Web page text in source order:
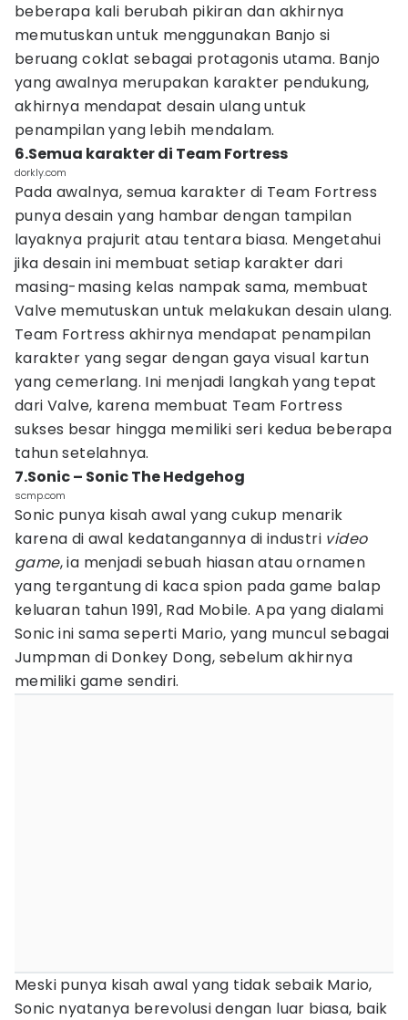
beberapa kali berubah pikiran dan akhirnya
memutuskan untuk menggunakan Banjo si
beruang coklat sebagai protagonis utama. Banjo
yang awalnya merupakan karakter pendukung,
akhirnya mendapat desain ulang untuk
penampilan yang lebih mendalam.
6.Semua karakter di Team Fortress
dorkly.com
Pada awalnya, semua karakter di Team Fortress
punya desain yang hambar dengan tampilan
layaknya prajurit atau tentara biasa. Mengetahui
jika desain ini membuat setiap karakter dari
masing-masing kelas nampak sama, membuat
Valve memutuskan untuk melakukan desain ulang.
Team Fortress akhirnya mendapat penampilan
karakter yang segar dengan gaya visual kartun
yang cemerlang. Ini menjadi langkah yang tepat
dari Valve, karena membuat Team Fortress
sukses besar hingga memiliki seri kedua beberapa
tahun setelahnya.
7.Sonic – Sonic The Hedgehog
scmp.com
Sonic punya kisah awal yang cukup menarik
karena di awal kedatangannya di industri video
game, ia menjadi sebuah hiasan atau ornamen
yang tergantung di kaca spion pada game balap
keluaran tahun 1991, Rad Mobile. Apa yang dialami
Sonic ini sama seperti Mario, yang muncul sebagai
Jumpman di Donkey Dong, sebelum akhirnya
memiliki game sendiri.
Meski punya kisah awal yang tidak sebaik Mario,
Sonic nyatanya berevolusi dengan luar biasa, baik